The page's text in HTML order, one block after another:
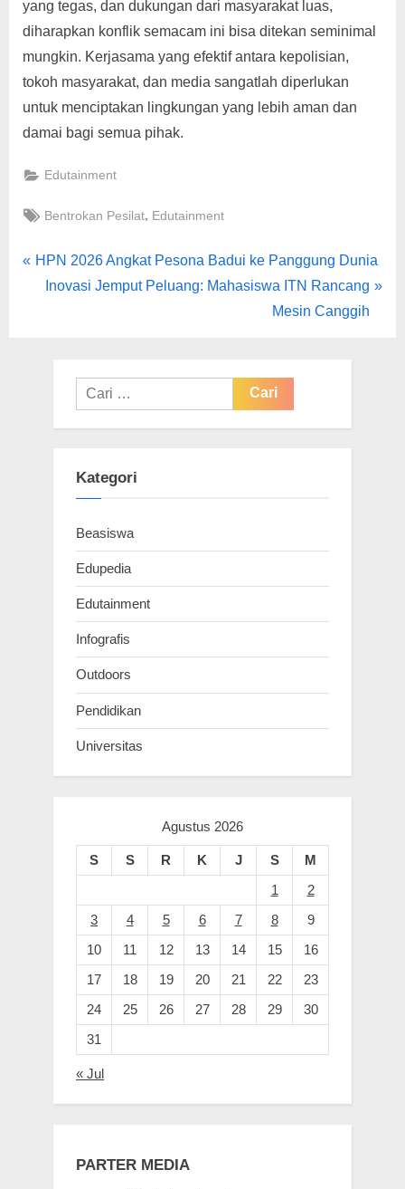
yang tegas, dan dukungan dari masyarakat luas,
diharapkan konflik semacam ini bisa ditekan seminimal
mungkin. Kerjasama yang efektif antara kepolisian,
tokoh masyarakat, dan media sangatlah diperlukan
untuk menciptakan lingkungan yang lebih aman dan
damai bagi semua pihak.
Edutainment
Tags:
Bentrokan Pesilat Edutainment
Navigasi
P
HPN 2026 Angkat Pesona Badui ke Panggung Dunia
NInovasi Jemput Peluang: Mahasiswa ITN Rancang
Mesin Canggih
Cari
untuk:
Kategori
Beasiswa
Edupedia
Edutainment
Infografis
Outdoors
Pendidikan
Universitas
Agustus 2026
S S R K J S
M
1
2
3
4 5 6 7 8
9
10
11 12 13 14 15
16
17
18 19 20 21 22
23
24
25 26 27 28 29
30
31
« Jul
PARTER MEDIA